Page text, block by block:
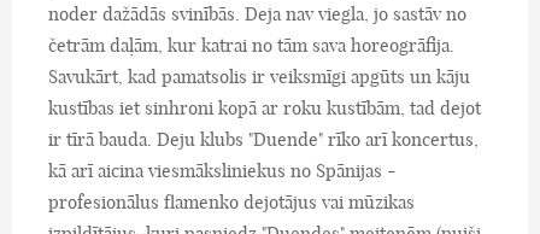
noder dažādās svinībās. Deja nav viegla, jo sastāv no
četrām daļām, kur katrai no tām sava horeogrāfija.
Savukārt, kad pamatsolis ir veiksmīgi apgūts un kāju
kustības iet sinhroni kopā ar roku kustībām, tad dejot
ir tīrā bauda. Deju klubs "Duende" rīko arī koncertus,
kā arī aicina viesmāksliniekus no Spānijas -
profesionālus flamenko dejotājus vai mūzikas